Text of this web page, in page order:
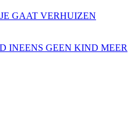
GAAT VERHUIZEN
INEENS GEEN KIND MEER